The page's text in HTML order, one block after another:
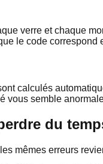
verre et chaque
le code correspond
calculés
vous semble
du
mêmes erreurs